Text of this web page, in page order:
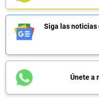
Siga las noticias
Únete a